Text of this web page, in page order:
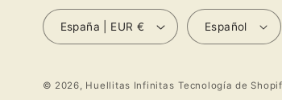
y todo el
todo
España | EUR € Español
© 2026, Huellitas Infinitas Tecnología de